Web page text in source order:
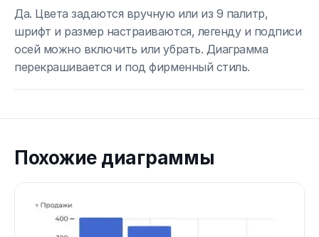
Да. Цвета задаются вручную или из 9 палитр,
шрифт и размер настраиваются, легенду и подписи
осей можно включить или убрать. Диаграмма
перекрашивается и под фирменный стиль.
Похожие диаграммы